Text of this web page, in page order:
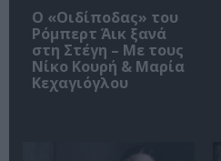
O «Οιδίποδας» του
Ρόμπερτ Άικ ξανά
στη Στέγη – Με τους
Νίκο Κουρή & Μαρία
Κεχαγιόγλου